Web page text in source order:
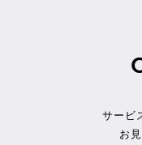
サービ
お